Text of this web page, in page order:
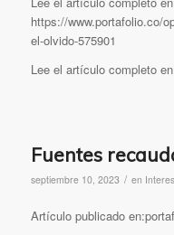
https://www.portafolio.co/
el-olvido-575901
Lee el artículo completo
Fuentes
septiembre 10, 2023 / en
Artículo publicado